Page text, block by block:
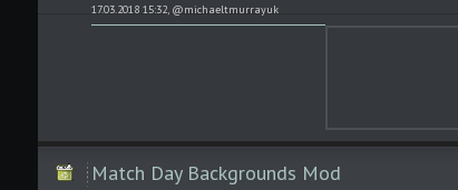
17.03.2018 15:32, @michaeltmurrayuk
Match Day Backgrounds Mod